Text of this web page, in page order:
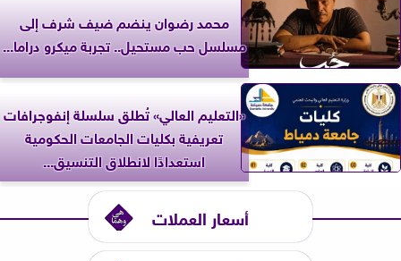
محمد رضوان ينضم ضيف شرف إلى
مسلسل حب مستحيل.. تجربة ميكرو دراما...
«التعليم العالي» تُطلق سلسلة إنفوجرافات
تعريفية بكليات الجامعات الحكومية
استعدادًا لانطلاق التنسيق...
أسعار العملات